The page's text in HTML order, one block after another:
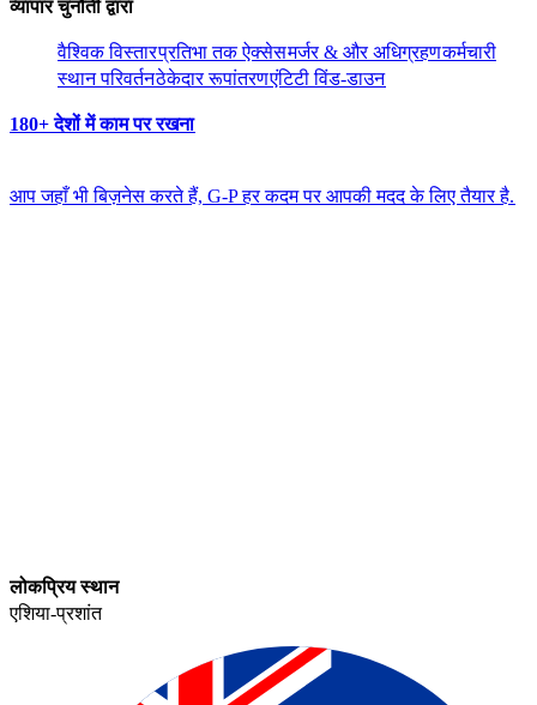
व्यापार चुनौती द्वारा​​
वैश्विक विस्तार​​प्रतिभा तक ऐक्सेस​​मर्जर & और अधिग्रहण​​कर्मचारी
स्थान परिवर्तन​​ठेकेदार रूपांतरण​​एंटिटी विंड-डाउन​​
180+ देशों में काम पर रखना​​
आप जहाँ भी बिज़नेस करते हैं, G-P हर कदम पर आपकी मदद के लिए तैयार है.​​
लोकप्रिय स्थान​​
एशिया-प्रशांत​​